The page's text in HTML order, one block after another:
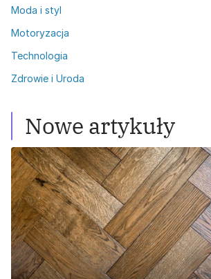
Moda i styl
Motoryzacja
Technologia
Zdrowie i Uroda
Nowe artykuły